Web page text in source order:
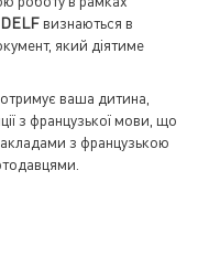
DELF визнаються в
який діятиме
ваша дитина,
з французької мови, що
з французькою